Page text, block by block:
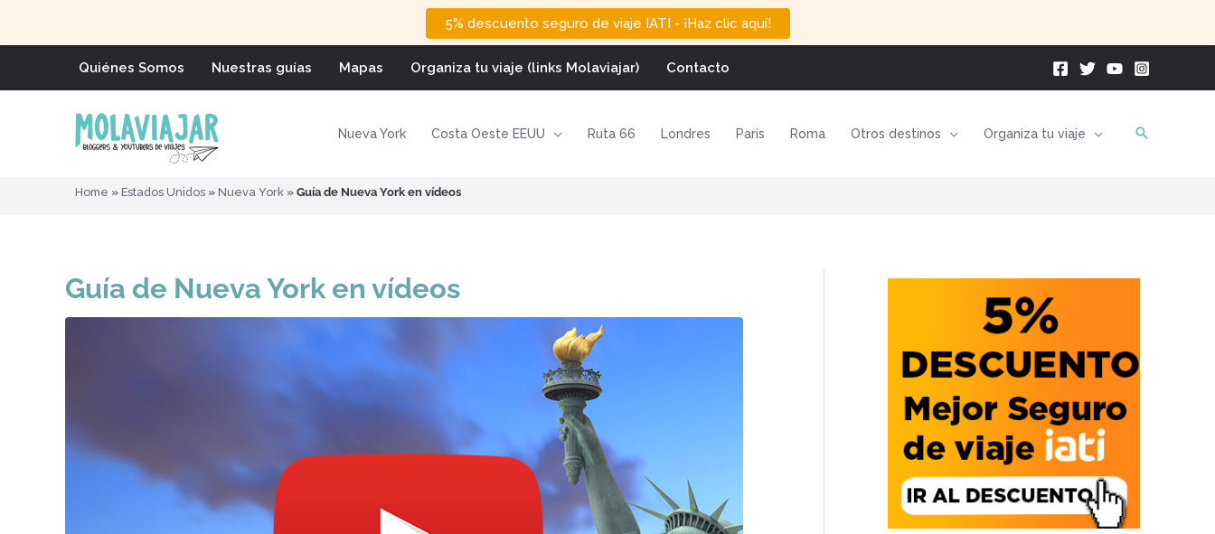
5% descuento seguro de viaje IATI - ¡Haz clic aquí!
Quiénes Somos Nuestras guías Mapas Organiza tu viaje (links Molaviajar) Contacto
Nueva York Costa Oeste EEUU Ruta 66 Londres París Roma Otros destinos Organiza tu viaje
Home » Estados Unidos » Nueva York » Guía de Nueva York en vídeos
Guía de Nueva York en vídeos